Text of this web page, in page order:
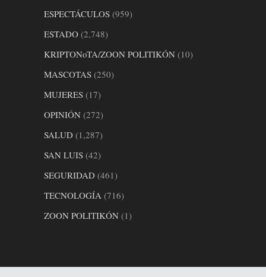
ESPECTÁCULOS (959)
ESTADO (2,748)
KRIPTONoTA/ZOON POLITIKÓN (10)
MASCOTAS (250)
MUJERES (17)
OPINIÓN (272)
SALUD (1,287)
SAN LUIS (42)
SEGURIDAD (461)
TECNOLOGÍA (716)
ZOON POLITIKÓN (1)